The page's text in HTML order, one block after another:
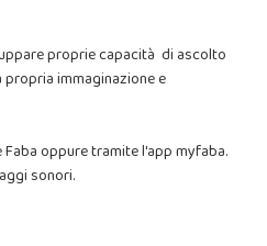
proprie capacità di ascolto
immaginazione e
oppure tramite l'app myfaba.
sonori.